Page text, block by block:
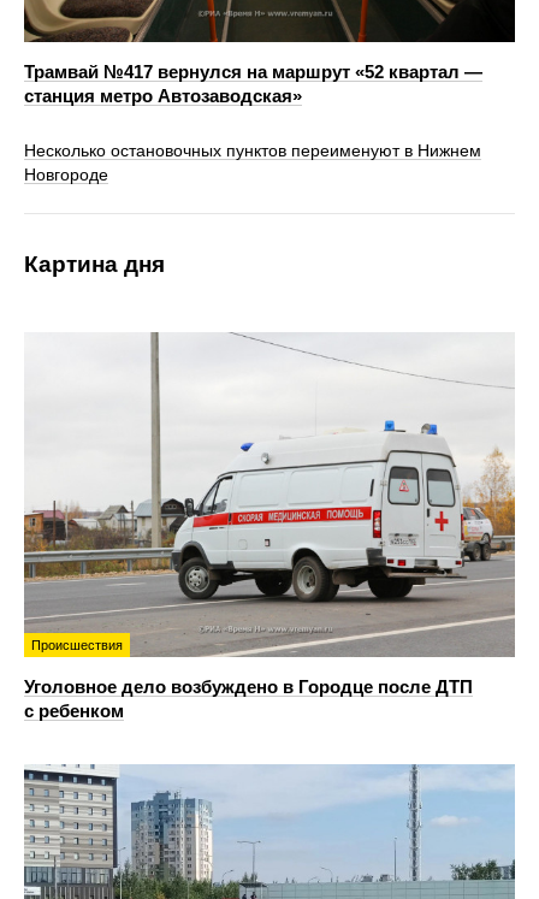
Трамвай №417 вернулся на маршрут «52 квартал —
станция метро Автозаводская»
Несколько остановочных пунктов переименуют в Нижнем
Новгороде
Картина дня
Происшествия
Уголовное дело возбуждено в Городце после ДТП
с ребенком